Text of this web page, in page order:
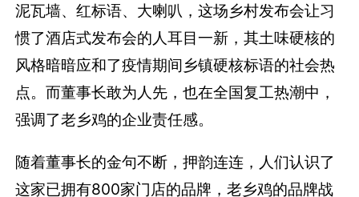
泥瓦墙、红标语、大喇叭，这场乡村发布会让习
惯了酒店式发布会的人耳目一新，其土味硬核的
风格暗暗应和了疫情期间乡镇硬核标语的社会热
点。而董事长敢为人先，也在全国复工热潮中，
强调了老乡鸡的企业责任感。
随着董事长的金句不断，押韵连连，人们认识了
这家已拥有800家门店的品牌，老乡鸡的品牌战